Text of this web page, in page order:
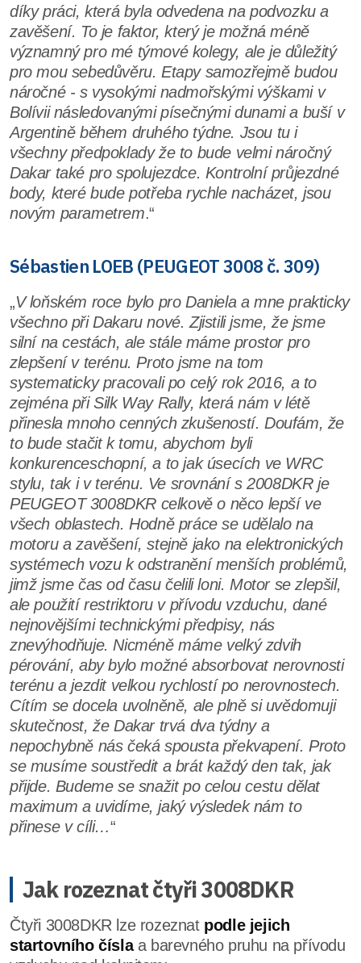
díky práci, která byla odvedena na podvozku a
zavěšení. To je faktor, který je možná méně
významný pro mé týmové kolegy, ale je důležitý
pro mou sebedůvěru. Etapy samozřejmě budou
náročné - s vysokými nadmořskými výškami v
Bolívii následovanými písečnými dunami a buší v
Argentině během druhého týdne. Jsou tu i
všechny předpoklady že to bude velmi náročný
Dakar také pro spolujezdce. Kontrolní průjezdné
body, které bude potřeba rychle nacházet, jsou
novým parametrem.“
Sébastien LOEB (PEUGEOT 3008 č. 309)
„V loňském roce bylo pro Daniela a mne prakticky
všechno při Dakaru nové. Zjistili jsme, že jsme
silní na cestách, ale stále máme prostor pro
zlepšení v terénu. Proto jsme na tom
systematicky pracovali po celý rok 2016, a to
zejména při Silk Way Rally, která nám v létě
přinesla mnoho cenných zkušeností. Doufám, že
to bude stačit k tomu, abychom byli
konkurenceschopní, a to jak úsecích ve WRC
stylu, tak i v terénu. Ve srovnání s 2008DKR je
PEUGEOT 3008DKR celkově o něco lepší ve
všech oblastech. Hodně práce se udělalo na
motoru a zavěšení, stejně jako na elektronických
systémech vozu k odstranění menších problémů,
jimž jsme čas od času čelili loni. Motor se zlepšil,
ale použití restriktoru v přívodu vzduchu, dané
nejnovějšími technickými předpisy, nás
znevýhodňuje. Nicméně máme velký zdvih
pérování, aby bylo možné absorbovat nerovnosti
terénu a jezdit velkou rychlostí po nerovnostech.
Cítím se docela uvolněně, ale plně si uvědomuji
skutečnost, že Dakar trvá dva týdny a
nepochybně nás čeká spousta překvapení. Proto
se musíme soustředit a brát každý den tak, jak
přijde. Budeme se snažit po celou cestu dělat
maximum a uvidíme, jaký výsledek nám to
přinese v cíli…“
Jak rozeznat čtyři 3008DKR
Čtyři 3008DKR lze rozeznat podle jejich
startovního číslaa barevného pruhu na přívodu